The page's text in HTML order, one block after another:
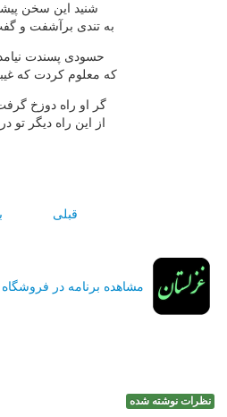
شنيد اين سخن
به تندى برآشفت و
حسودى پسندت
كه معلوم كردت كه
گر او راه دوزخ
از اين راه ديگر تو
قبلی
مشاهده برنامه در فروشگاه
نظرات نوشته شده